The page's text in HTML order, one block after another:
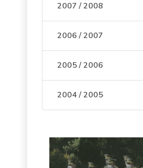
2007 / 2008
2006 / 2007
2005 / 2006
2004 / 2005